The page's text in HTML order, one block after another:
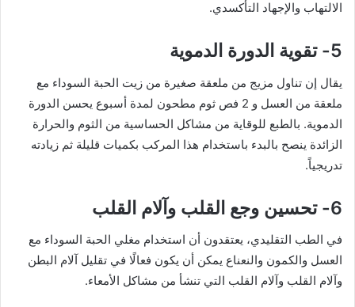
الالتهاب والإجهاد التأكسدي.
5- تقوية الدورة الدموية
يقال إن تناول مزيج من ملعقة صغيرة من زيت الحبة السوداء مع
ملعقة من العسل و 2 فص ثوم مطحون لمدة أسبوع يحسن الدورة
الدموية. بالطبع للوقاية من مشاكل الحساسية من الثوم والحرارة
الزائدة ينصح بالبدء باستخدام هذا المركب بكميات قليلة ثم زيادته
تدريجياً.
6- تحسين وجع القلب وآلام القلب
في الطب التقليدي، يعتقدون أن استخدام مغلي الحبة السوداء مع
العسل والكمون والنعناع يمكن أن يكون فعالًا في تقليل آلام البطن
وآلام القلب وآلام القلب التي تنشأ من مشاكل الأمعاء.